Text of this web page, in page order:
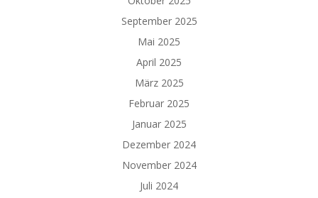
September 2025
Mai 2025
April 2025
März 2025
Februar 2025
Januar 2025
Dezember 2024
November 2024
Juli 2024